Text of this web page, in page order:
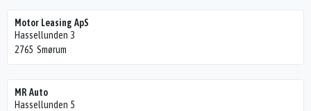
Motor Leasing ApS
Hassellunden 3
2765 Smørum
MR Auto
Hassellunden 5